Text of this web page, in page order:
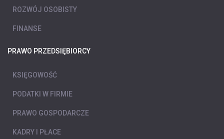
ROZWÓJ OSOBISTY
FINANSE
PRAWO PRZEDSIĘBIORCY
KSIĘGOWOŚĆ
PODATKI W FIRMIE
PRAWO GOSPODARCZE
KADRY I PŁACE